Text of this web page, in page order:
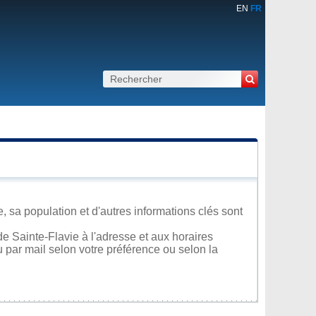
EN FR
sa population et d'autres informations clés sont
Sainte-Flavie à l'adresse et aux horaires
mail selon votre préférence ou selon la